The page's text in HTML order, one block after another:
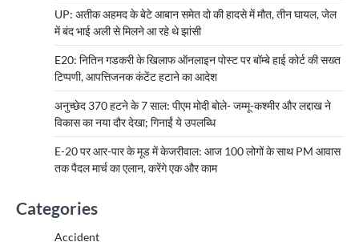
UP: अतीक अहमद के बेटे आबान समेत दो की हादसे में मौत, तीन घायल, जेल
में बंद भाई अली से मिलने आ रहे थे झांसी
E20: नितिन गडकरी के खिलाफ ऑनलाइन पोस्ट पर बॉम्बे हाई कोर्ट की सख्त
टिप्पणी, आपत्तिजनक कंटेंट हटाने का आदेश
अनुच्छेद 370 हटने के 7 साल: पीएम मोदी बोले- जम्मू-कश्मीर और लद्दाख ने
विकास का नया दौर देखा; गिनाईं ये उपलब्धि
E-20 पर आर-पार के मूड में केजरीवाल: आज 100 लोगों के साथ PM आवास
तक पैदल मार्च का एलान, करेंगे एक और काम
Categories
Accident